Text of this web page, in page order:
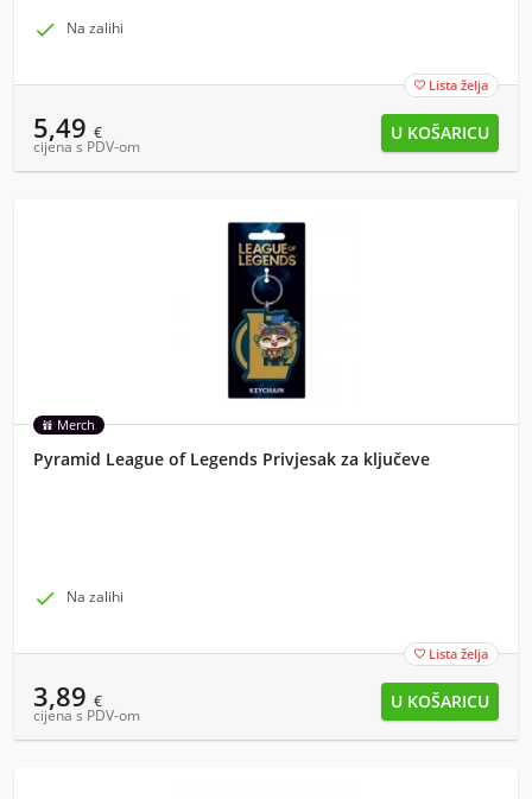
 Na zalihi
 Lista želja
5,49 €
cijena s PDV-om
Merch
Pyramid League of Legends Privjesak za ključeve
 Na zalihi
 Lista želja
3,89 €
cijena s PDV-om